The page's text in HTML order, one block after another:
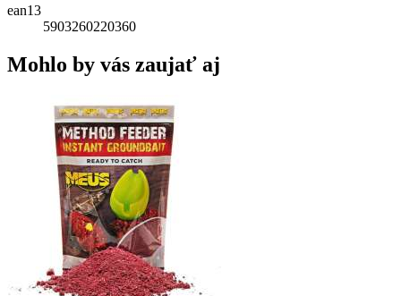
ean13
5903260220360
Mohlo by vás zaujať aj